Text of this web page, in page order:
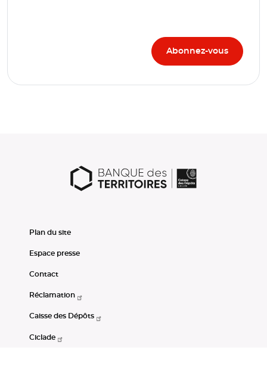
Plan du site
Espace presse
Contact
Réclamation
Caisse des Dépôts
Ciclade